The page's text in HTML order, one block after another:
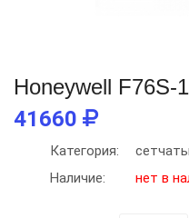
Honeywell F76S-
41660
Категория:
Наличие:
нет в